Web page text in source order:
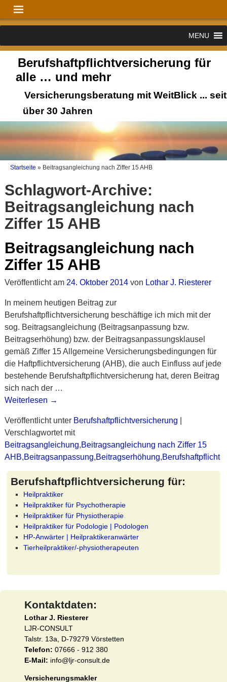
MENU
Berufshaftpflichtversicherung für
alle … und mehr
Versicherungsberatung mit WeitBlick ... seit
über 30 Jahren
Startseite » Beitragsangleichung nach Ziffer 15 AHB
Schlagwort-Archive:
Beitragsangleichung nach
Ziffer 15 AHB
Beitragsangleichung nach
Ziffer 15 AHB
Veröffentlicht am 24. Oktober 2014 von Lothar J. Riesterer
In meinem heutigen Beitrag zur
Berufshaftpflichtversicherung beschäftige ich mich mit der
sog. Beitragsangleichung (Beitragsanpassung bzw.
Beitragserhöhung) bzw. der Beitragsanpassungsklausel
gemäß Ziffer 15 Allgemeine Versicherungsbedingungen für
die Haftpflichtversicherung (AHB), die auch Einfluss auf jede
bestehende Berufshaftpflichtversicherung hat, deren Beitrag
sich nach der …
Weiterlesen →
Veröffentlicht unter Berufshaftpflichtversicherung
Verschlagwortet mit
Beitragsangleichung,Beitragsangleichung nach Ziffer 15
AHB,Beitragsanpassung,Beitragserhöhung,Berufshaftpflicht
Berufshaftpflichtversicherung für:
Heilpraktiker
Heilpraktiker für Psychotherapie
Heilpraktiker für Physiotherapie
Heilpraktiker für Podologie | Podologen
HP-Anwärter | Heilpraktikeranwärter
Tierheilpraktiker/-physiotherapeuten
Kontaktdaten:
Lothar J. Riesterer
LJR-CONSULT
Talstr. 13a, D-79279 Vörstetten
Telefon: 07666 - 912 380
E-Mail: info@ljr-consult.de
Versicherungsmakler